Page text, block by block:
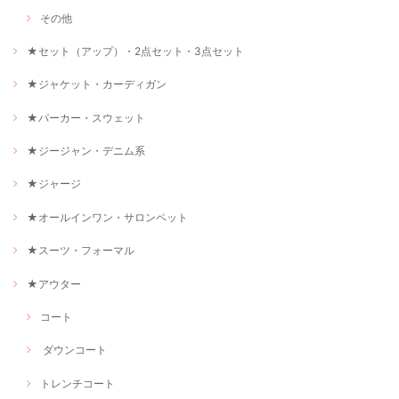
その他
★セット（アップ）・2点セット・3点セット
★ジャケット・カーディガン
★パーカー・スウェット
★ジージャン・デニム系
★ジャージ
★オールインワン・サロンペット
★スーツ・フォーマル
★アウター
コート
ダウンコート
トレンチコート